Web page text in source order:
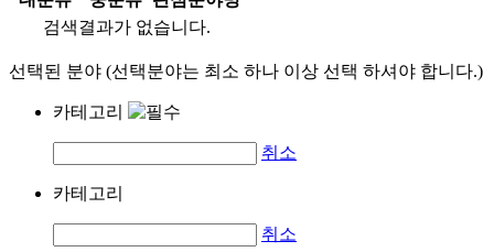
검색결과가 없습니다.
선택된 분야 (선택분야는 최소 하나 이상 선택 하셔야 합니다.)
카테고리
취소
카테고리
취소